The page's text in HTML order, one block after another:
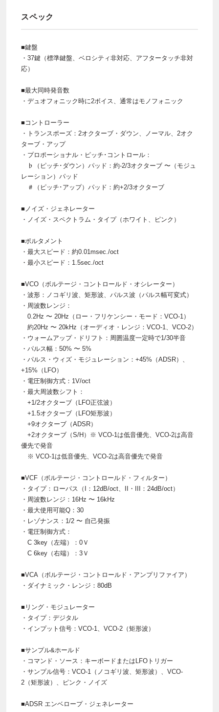
スペック
■鍵盤
・37鍵（標準鍵盤、ベロシティ非対応、アフタータッチ非対
応）
■最大同時発音数
・デュオフォニック時に2ボイス、通常はモノフォニック
■コントローラー
・トランスポーズ：2オクターブ・ダウン、ノーマル、2オク
ターブ・アップ
・プロポーショナル・ピッチ･コントロール：
♭（ピッチ･ダウン）パッド：約-2/3オクターブ 〜（モジュ
レーション）パッド
＃（ピッチ･アップ）パッド：約+2/3オクターブ
■ノイズ・ジェネレーター
・ノイズ・スペクトラム・タイプ（ホワイト、ピンク）
■ポルタメント
・最大スピード：約0.01msec./oct
・最小スピード：1.5sec./oct
■VCO（ボルテージ・コントロールド・オシレーター）
・波形：ノコギリ波、矩形波、パルス波（パルス幅可変式）
・周波数レンジ：
0.2Hz 〜 20Hz（ロー・フリケンシー・モード：VCO-1）
約20Hz 〜 20kHz（オーディオ・レンジ：VCO-1、VCO-2）
・ウォームアップ・ドリフト：周囲温度一定時で1/30半音
・パルス幅：50% 〜 5%
・パルス・ウィズ・モジュレーション：+45%（ADSR）、
+15%（LFO）
・電圧制御方式：1V/oct
・最大周波数シフト：
+1/2オクターブ（LFO正弦波）
+1.5オクターブ（LFO矩形波）
+9オクターブ（ADSR）
+2オクターブ（S/H）※ VCO-1は低音優先、VCO-2は高音
優先で発音
※ VCO-1は低音優先、VCO-2は高音優先で発音
■VCF（ボルテージ・コントロールド・フィルター）
・タイプ：ローパス（I：12dB/oct、II・III：24dB/oct）
・周波数レンジ：16Hz 〜 16kHz
・最大使用可能Q：30
・レゾナンス：1/2 〜 自己発振
・電圧制御方式：
C 3key（左端）：0Ｖ
C 6key（右端）：3Ｖ
■VCA（ボルテージ・コントロールド・アンプリファイア）
・ダイナミック・レンジ：80dB
■リング・モジュレーター
・タイプ：デジタル
・インプット信号：VCO-1、VCO-2（矩形波）
■サンプル&ホールド
・コマンド・ソース：キーボードまたはLFOトリガー
・サンプル信号：VCO-1（ノコギリ波、矩形波）、VCO-
2（矩形波）、ピンク・ノイズ
■ADSR エンベロープ・ジェネレーター